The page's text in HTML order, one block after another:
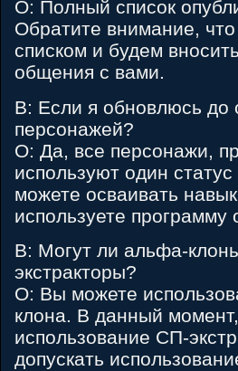
О: Полный список
Обратите внимание,
списком и будем
общения с вами.
В: Если я обновлюсь до
персонажей?
О: Да, все персонажи,
используют один
можете осваивать
используете
В: Могут ли альфа-
экстракторы?
О: Вы можете
клона. В данный
использование СП-
допускать